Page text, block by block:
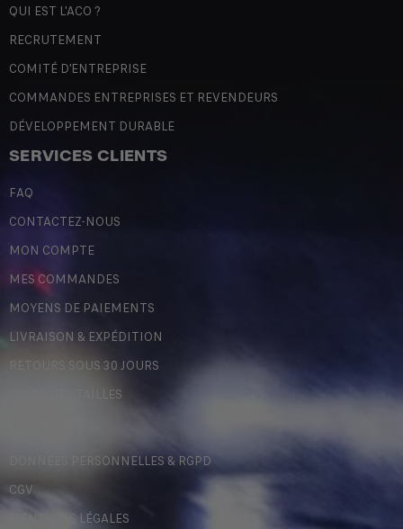
QUI EST L'ACO ?
RECRUTEMENT
COMITÉ D'ENTREPRISE
COMMANDES ENTREPRISES ET REVENDEURS
DÉVELOPPEMENT DURABLE
SERVICES CLIENTS
FAQ
CONTACTEZ-NOUS
MON COMPTE
MES COMMANDES
MOYENS DE PAIEMENTS
LIVRAISON & EXPÉDITION
RETOURS SOUS 30 JOURS
GUIDE DES TAILLES
DONNÉES PERSONNELLES & RGPD
CGV
MENTIONS LÉGALES